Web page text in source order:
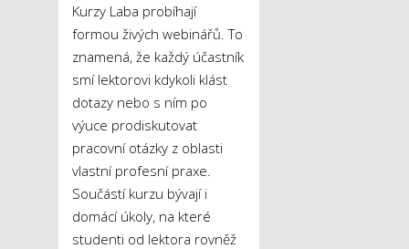
Kurzy Laba probíhají
formou živých webinářů. To
znamená, že každý účastník
smí lektorovi kdykoli klást
dotazy nebo s ním po
výuce prodiskutovat
pracovní otázky z oblasti
vlastní profesní praxe.
Součástí kurzu bývají i
domácí úkoly, na které
studenti od lektora rovněž